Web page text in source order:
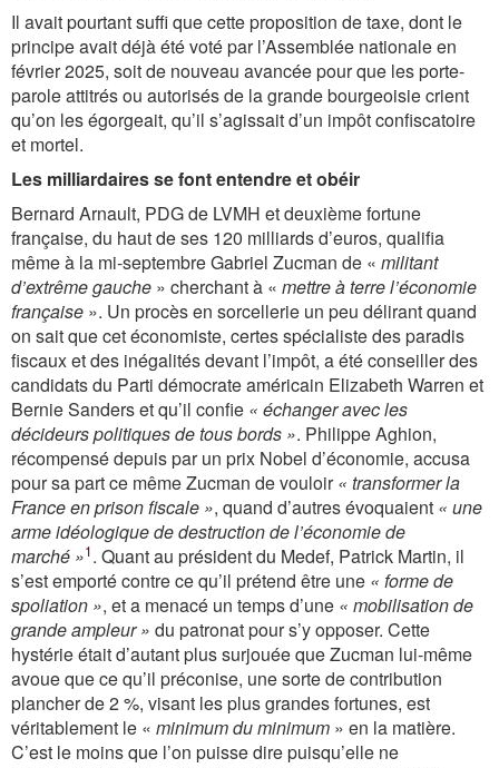
Il avait pourtant suffi que cette proposition de taxe, dont le
principe avait déjà été voté par l’Assemblée nationale en
février 2025, soit de nouveau avancée pour que les porte-
parole attitrés ou autorisés de la grande bourgeoisie crient
qu’on les égorgeait, qu’il s’agissait d’un impôt confiscatoire
et mortel.
Les milliardaires se font entendre et obéir
Bernard Arnault, PDG de LVMH et deuxiè­me fortune
française, du haut de ses 120 milliards d’euros, qualifia
même à la mi-septembre Gabriel Zucman de « militant
d’extrême gauche » cherchant à « mettre à terre l’économie
française ». Un procès en sorcellerie un peu délirant quand
on sait que cet économiste, certes spécialiste des paradis
fiscaux et des inégalités devant l’impôt, a été conseiller des
candidats du Parti démocrate américain Elizabeth Warren et
Bernie Sanders et qu’il confie « échanger avec les
décideurs politiques de tous bords ». Philippe Aghion,
récompensé depuis par un prix Nobel d’économie, accusa
pour sa part ce même Zucman de vouloir« transformer la
France en prison fiscale », quand d’autres évoquaient « une
arme idéologique de destruction de l’économie de
marché »1. Quant au président du Medef, Patrick Martin, il
s’est emporté contre ce qu’il prétend être une « forme de
spoliation », et a menacé un temps d’une « mobilisation de
grande ampleur » du patronat pour s’y opposer. Cette
hystérie était d’autant plus surjouée que Zucman lui-même
avoue que ce qu’il préconise, une sorte de contribution
plancher de 2 %, visant les plus grandes fortunes, est
véritablement le « minimum du minimum » en la matière.
C’est le moins que l’on puisse dire puisqu’elle ne